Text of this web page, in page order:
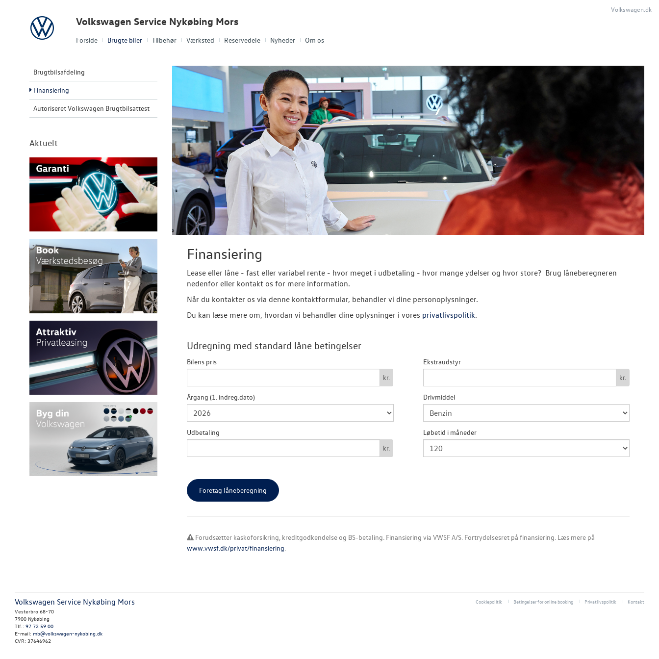
Forside Brugte biler Tilbehør Værksted Reservedele Nyheder Om os
Volkswagen Volkswagen Service Nykøbing Mors
Volkswagen.dk
Brugtbilsafdeling
Finansiering
Autoriseret Volkswagen Brugtbilsattest
Aktuelt
Finansiering
Lease eller låne - fast eller variabel rente - hvor meget i udbetaling - hvor mange ydelser og hvor store? Brug låneberegneren
nedenfor eller kontakt os for mere information.
Når du kontakter os via denne kontaktformular, behandler vi dine personoplysninger.
Du kan læse mere om, hvordan vi behandler dine oplysninger i vores privatlivspolitik.
Udregning med standard låne betingelser
Bilens pris
kr.
Ekstraudstyr
kr.
Årgang (1. indreg.dato) Drivmiddel
Udbetaling
kr.
Løbetid i måneder
Forudsætter kaskoforsikring, kreditgodkendelse og BS-betaling. Finansiering via VWSF A/S. Fortrydelsesret på finansiering. Læs mere på
www.vwsf.dk/privat/finansiering.
Volkswagen Service Nykøbing Mors
Vesterbro 68-70
7900 Nykøbing
Tlf.: 97 72 59 00
E-mail: mb@volkswagen-nykobing.dk
CVR: 37646962
Cookiepolitik Betingelser for online booking Privatlivspolitik Kontakt